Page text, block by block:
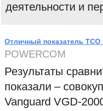
деятельности и
Отличный показатель ТСО
POWERCOM
Результаты
показали –
Vanguard VGD-